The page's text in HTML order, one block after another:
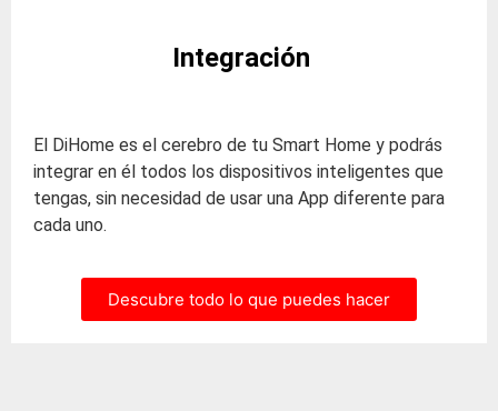
Integración
El DiHome es el cerebro de tu Smart Home y podrás
integrar en él todos los dispositivos inteligentes que
tengas, sin necesidad de usar una App diferente para
cada uno.
Descubre todo lo que puedes hacer